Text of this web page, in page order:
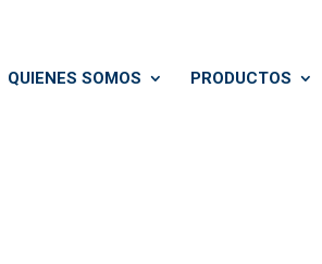
QUIENES SOMOS PRODUCTOS